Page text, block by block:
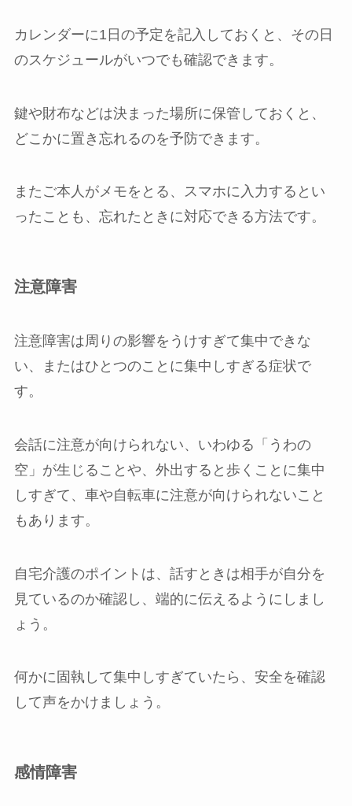
カレンダーに1日の予定を記入しておくと、その日
のスケジュールがいつでも確認できます。
鍵や財布などは決まった場所に保管しておくと、
どこかに置き忘れるのを予防できます。
またご本人がメモをとる、スマホに入力するとい
ったことも、忘れたときに対応できる方法です。
注意障害
注意障害は周りの影響をうけすぎて集中できな
い、またはひとつのことに集中しすぎる症状で
す。
会話に注意が向けられない、いわゆる「うわの
空」が生じることや、外出すると歩くことに集中
しすぎて、車や自転車に注意が向けられないこと
もあります。
自宅介護のポイントは、話すときは相手が自分を
見ているのか確認し、端的に伝えるようにしまし
ょう。
何かに固執して集中しすぎていたら、安全を確認
して声をかけましょう。
感情障害